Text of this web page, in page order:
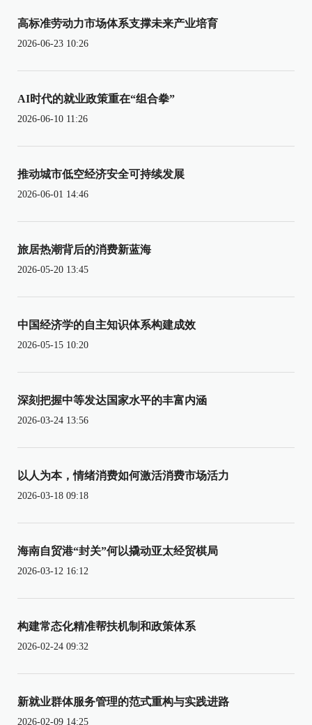
高标准劳动力市场体系支撑未来产业培育
2026-06-23 10:26
AI时代的就业政策重在“组合拳”
2026-06-10 11:26
推动城市低空经济安全可持续发展
2026-06-01 14:46
旅居热潮背后的消费新蓝海
2026-05-20 13:45
中国经济学的自主知识体系构建成效
2026-05-15 10:20
深刻把握中等发达国家水平的丰富内涵
2026-03-24 13:56
以人为本，情绪消费如何激活消费市场活力
2026-03-18 09:18
海南自贸港“封关”何以撬动亚太经贸棋局
2026-03-12 16:12
构建常态化精准帮扶机制和政策体系
2026-02-24 09:32
新就业群体服务管理的范式重构与实践进路
2026-02-09 14:25